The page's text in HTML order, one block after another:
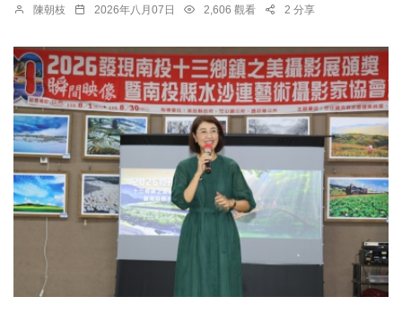
陳朝枝 2026年八月07日 2,606 觀看 2 分享